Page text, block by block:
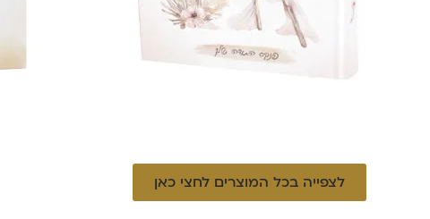
לצפייה בכל המוצרים לחצי כאן